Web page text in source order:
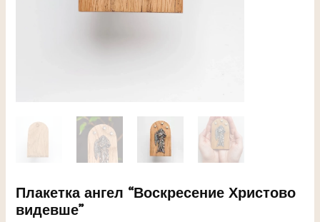
Плакетка ангел “Воскресение Христово
видевше”